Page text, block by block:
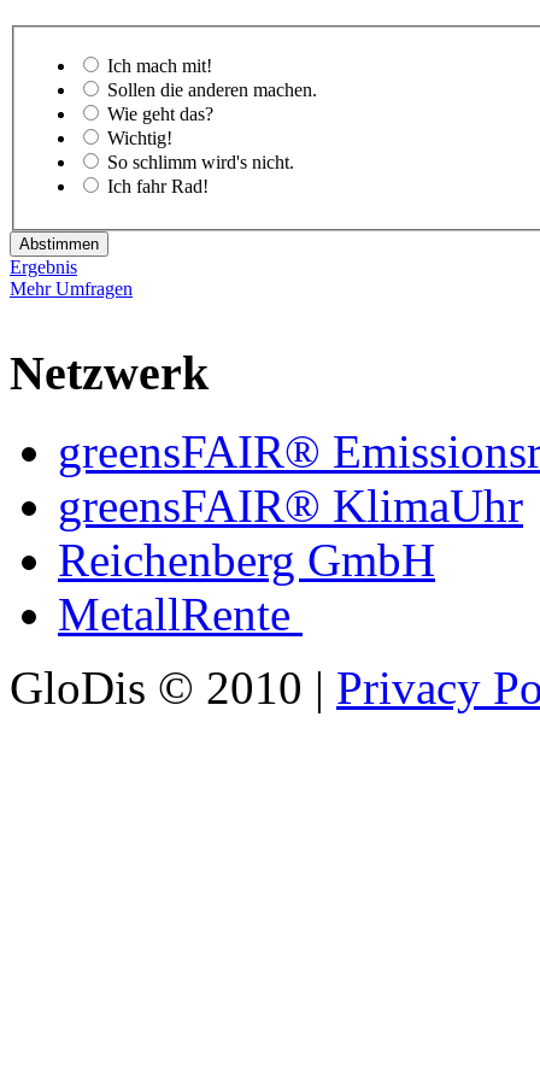
Ich mach mit!
Sollen die anderen machen.
Wie geht das?
Wichtig!
So schlimm wird's nicht.
Ich fahr Rad!
Abstimmen
Ergebnis
Mehr Umfragen
Netzwerk
greensFAIR®
greensFAIR® KlimaUhr
Reichenberg GmbH
MetallRente
GloDis © 2010 | Privacy